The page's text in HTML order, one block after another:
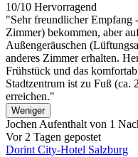
10/10 Hervorragend
"Sehr freundlicher Empfang
Zimmer) bekommen, aber
Außengeräuschen
anderes Zimmer erhalten.
Frühstück und das
Stadtzentrum ist zu Fuß (ca.
erreichen."
Weniger
Jochen Aufenthalt von 1
Vor 2 Tagen gepostet
Dorint City-Hotel Salzburg